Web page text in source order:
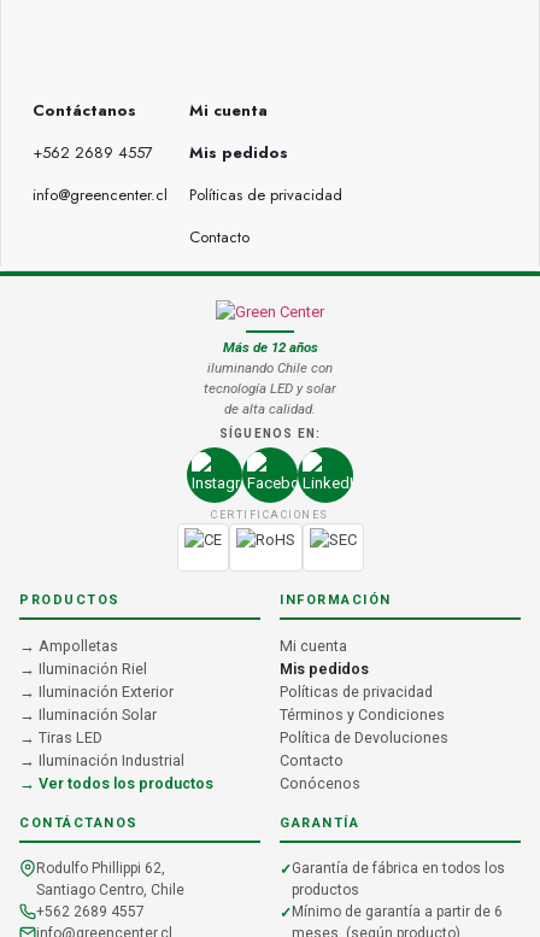
Contáctanos
+562 2689 4557
info@greencenter.cl
Mi cuenta
Mis pedidos
Políticas de privacidad
Contacto
Más de 12 años
iluminando Chile con
tecnología LED y solar
de alta calidad.
SÍGUENOS EN:
CERTIFICACIONES
PRODUCTOS
→ Ampolletas
→ Iluminación Riel
→ Iluminación Exterior
→ Iluminación Solar
→ Tiras LED
→ Iluminación Industrial
→ Ver todos los productos
INFORMACIÓN
Mi cuenta
Mis pedidos
Políticas de privacidad
Términos y Condiciones
Política de Devoluciones
Contacto
Conócenos
CONTÁCTANOS
Rodulfo Phillippi 62,
Santiago Centro, Chile
+562 2689 4557
info@greencenter.cl
GARANTÍA
Garantía de fábrica en todos los
productos
Mínimo de garantía a partir de 6
meses. (según producto)